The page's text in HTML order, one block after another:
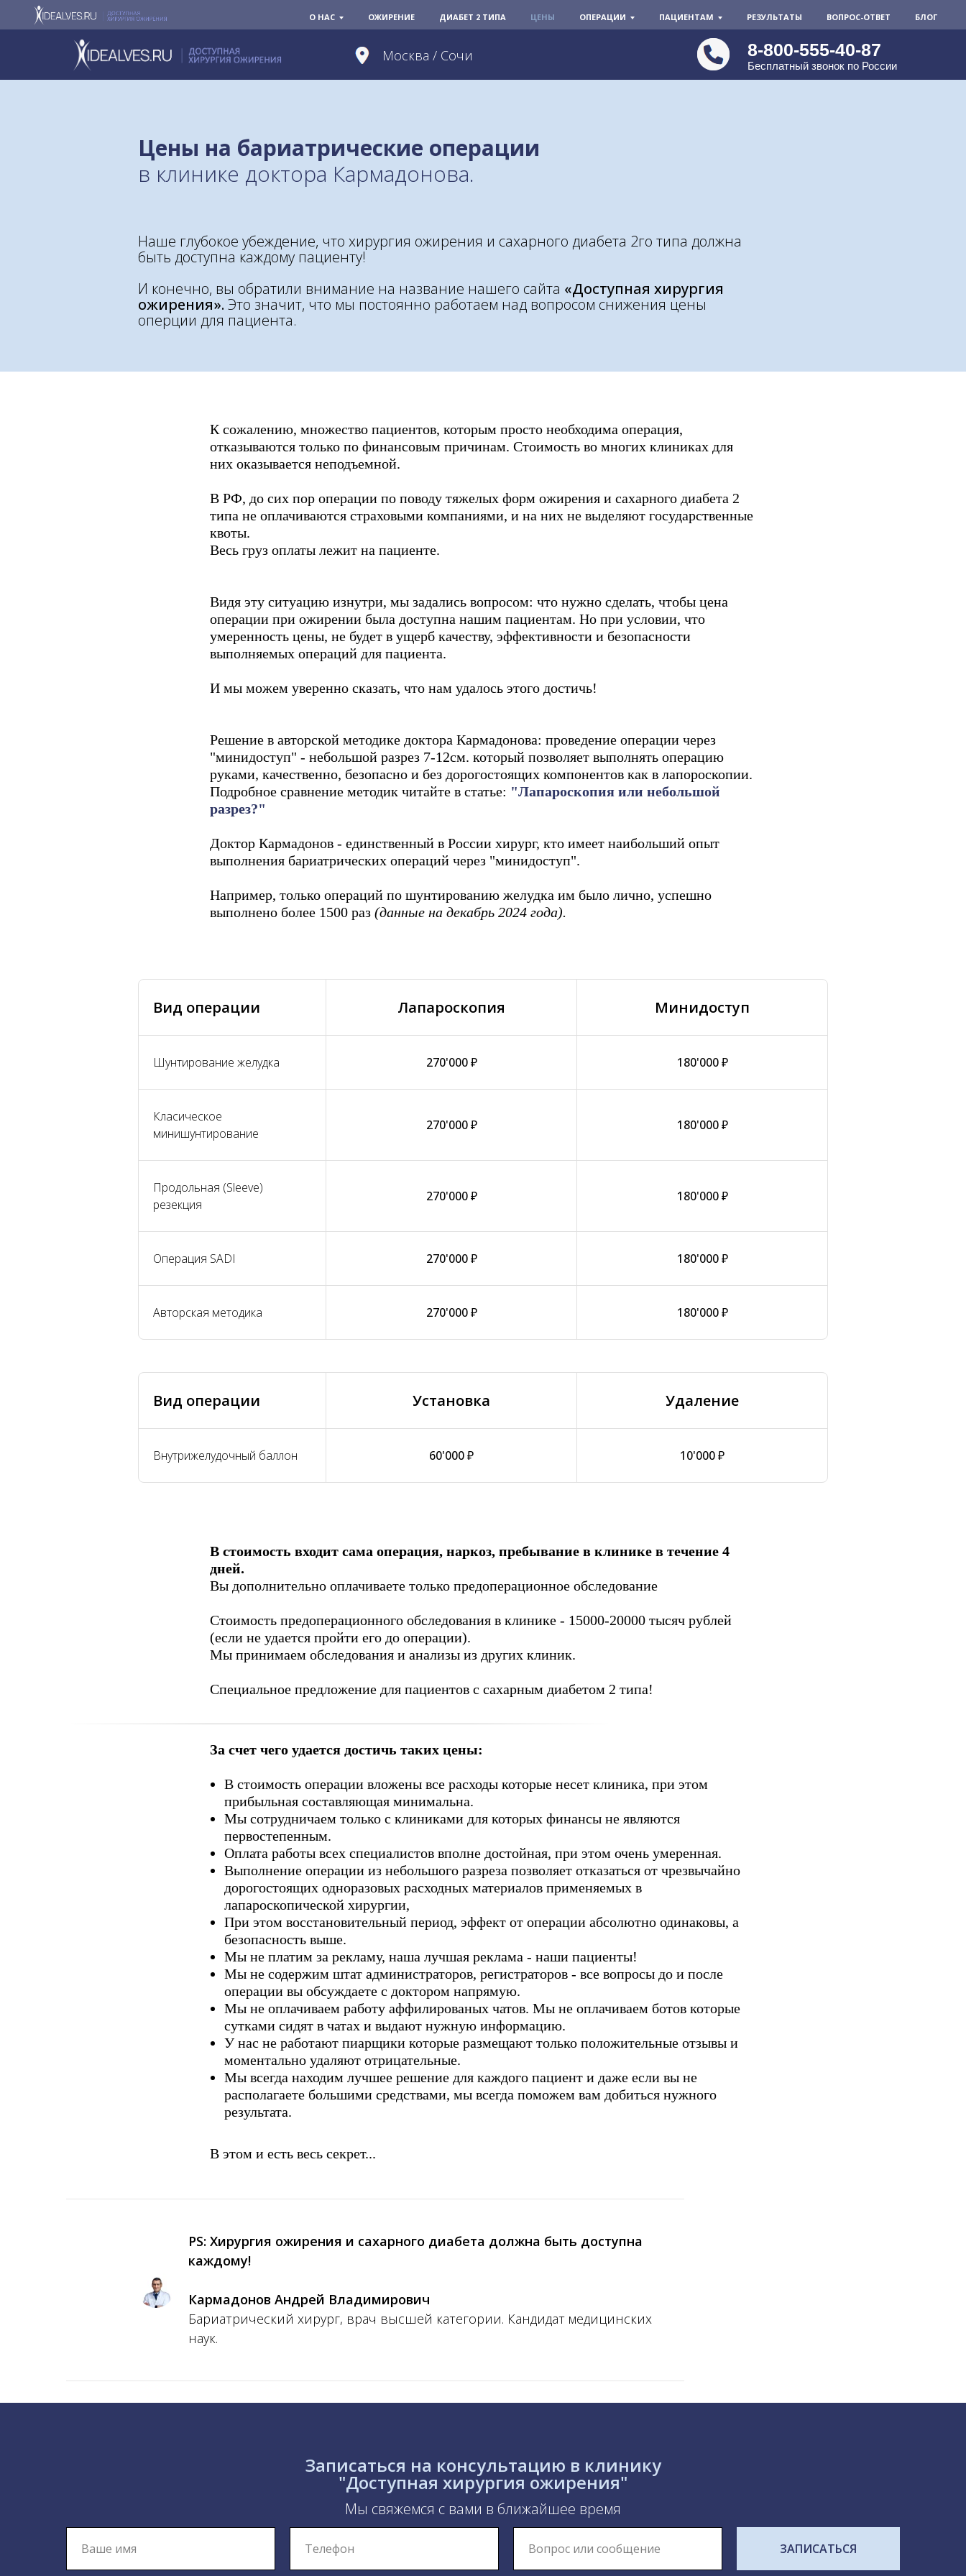
Москва / Сочи 8-800-555-40-87
Бесплатный звонок по России
О НАС ОЖИРЕНИЕ ДИАБЕТ 2 ТИПА ЦЕНЫ ОПЕРАЦИИ ПАЦИЕНТАМ РЕЗУЛЬТАТЫ ВОПРОС-ОТВЕТ БЛОГ
Цены на бариатрические операции
в клинике доктора Кармадонова.
Наше глубокое убеждение, что хирургия ожирения и сахарного диабета 2го типа должна
быть доступна каждому пациенту!
И конечно, вы обратили внимание на название нашего сайта «Доступная хирургия
ожирения». Это значит, что мы постоянно работаем над вопросом снижения цены
оперции для пациента.
К сожалению, множество пациентов, которым просто необходима операция,
отказываются только по финансовым причинам. Стоимость во многих клиниках для
них оказывается неподъемной.
В РФ, до сих пор операции по поводу тяжелых форм ожирения и сахарного диабета 2
типа не оплачиваются страховыми компаниями, и на них не выделяют государственные
квоты.
Весь груз оплаты лежит на пациенте.
Видя эту ситуацию изнутри, мы задались вопросом: что нужно сделать, чтобы цена
операции при ожирении была доступна нашим пациентам. Но при условии, что
умеренность цены, не будет в ущерб качеству, эффективности и безопасности
выполняемых операций для пациента.
И мы можем уверенно сказать, что нам удалось этого достичь!
Решение в авторской методике доктора Кармадонова: проведение операции через
"минидоступ" - небольшой разрез 7-12см. который позволяет выполнять операцию
руками, качественно, безопасно и без дорогостоящих компонентов как в лапороскопии.
Подробное сравнение методик читайте в статье: "Лапароскопия или небольшой
разрез?"
Доктор Кармадонов - единственный в России хирург, кто имеет наибольший опыт
выполнения бариатрических операций через "минидоступ".
Например, только операций по шунтированию желудка им было лично, успешно
выполнено более 1500 раз (данные на декабрь 2024 года).
Вид операции Лапароскопия Минидоступ
Шунтирование желудка 270'000 ₽ 180'000 ₽
Класическое
минишунтирование
270'000 ₽ 180'000 ₽
Продольная (Sleeve)
резекция
270'000 ₽ 180'000 ₽
Операция SADI 270'000 ₽ 180'000 ₽
Авторская методика 270'000 ₽ 180'000 ₽
Вид операции Установка Удаление
Внутрижелудочный баллон 60'000 ₽ 10'000 ₽
В стоимость входит сама операция, наркоз, пребывание в клинике в течение 4
дней.
Вы дополнительно оплачиваете только предоперационное обследование
Стоимость предоперационного обследования в клинике - 15000-20000 тысяч рублей
(если не удается пройти его до операции).
Мы принимаем обследования и анализы из других клиник.
Специальное предложение для пациентов с сахарным диабетом 2 типа!
За счет чего удается достичь таких цены:
В стоимость операции вложены все расходы которые несет клиника, при этом
прибыльная составляющая минимальна.
Мы сотрудничаем только с клиниками для которых финансы не являются
первостепенным.
Оплата работы всех специалистов вполне достойная, при этом очень умеренная.
Выполнение операции из небольшого разреза позволяет отказаться от чрезвычайно
дорогостоящих одноразовых расходных материалов применяемых в
лапароскопической хирургии,
При этом восстановительный период, эффект от операции абсолютно одинаковы, а
безопасность выше.
Мы не платим за рекламу, наша лучшая реклама - наши пациенты!
Мы не содержим штат администраторов, регистраторов - все вопросы до и после
операции вы обсуждаете с доктором напрямую.
Мы не оплачиваем работу аффилированых чатов. Мы не оплачиваем ботов которые
сутками сидят в чатах и выдают нужную информацию.
У нас не работают пиарщики которые размещают только положительные отзывы и
моментально удаляют отрицательные.
Мы всегда находим лучшее решение для каждого пациент и даже если вы не
располагаете большими средствами, мы всегда поможем вам добиться нужного
результата.
В этом и есть весь секрет...
PS: Хирургия ожирения и сахарного диабета должна быть доступна
каждому!
Кармадонов Андрей Владимирович
Бариатрический хирург, врач высшей категории. Кандидат медицинских
наук.
Записаться на консультацию в клинику
"Доступная хирургия ожирения"
Мы свяжемся с вами в ближайшее время
ЗАПИСАТЬСЯ